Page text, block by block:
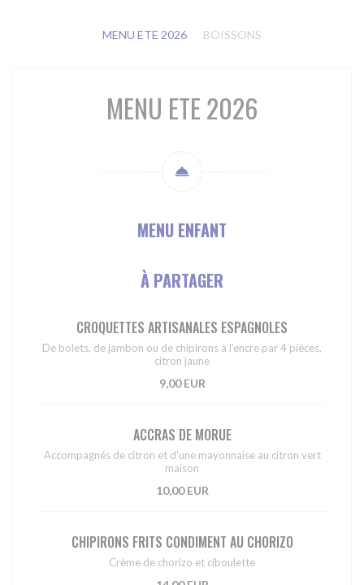
MENU ETE 2026 BOISSONS
MENU ETE 2026
MENU ENFANT
À PARTAGER
CROQUETTES ARTISANALES ESPAGNOLES
De bolets, de jambon ou de chipirons à l'encre par 4 pièces,
citron jaune
9,00 EUR
ACCRAS DE MORUE
Accompagnés de citron et d'une mayonnaise au citron vert
maison
10,00 EUR
CHIPIRONS FRITS CONDIMENT AU CHORIZO
Crème de chorizo et ciboulette